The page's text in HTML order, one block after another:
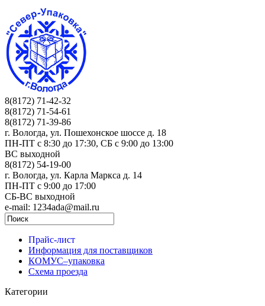
8(8172) 71-42-32
8(8172) 71-54-61
8(8172) 71-39-86
г. Вологда, ул. Пошехонское шоссе д. 18
ПН-ПТ c 8:30 до 17:30, СБ с 9:00 до 13:00
ВС выходной
8(8172) 54-19-00
г. Вологда, ул. Карла Маркса д. 14
ПН-ПТ c 9:00 до 17:00
СБ-ВС выходной
e-mail: 1234ada@mail.ru
Прайс-лист
Информация для поставщиков
КОМУС–упаковка
Схема проезда
Категории